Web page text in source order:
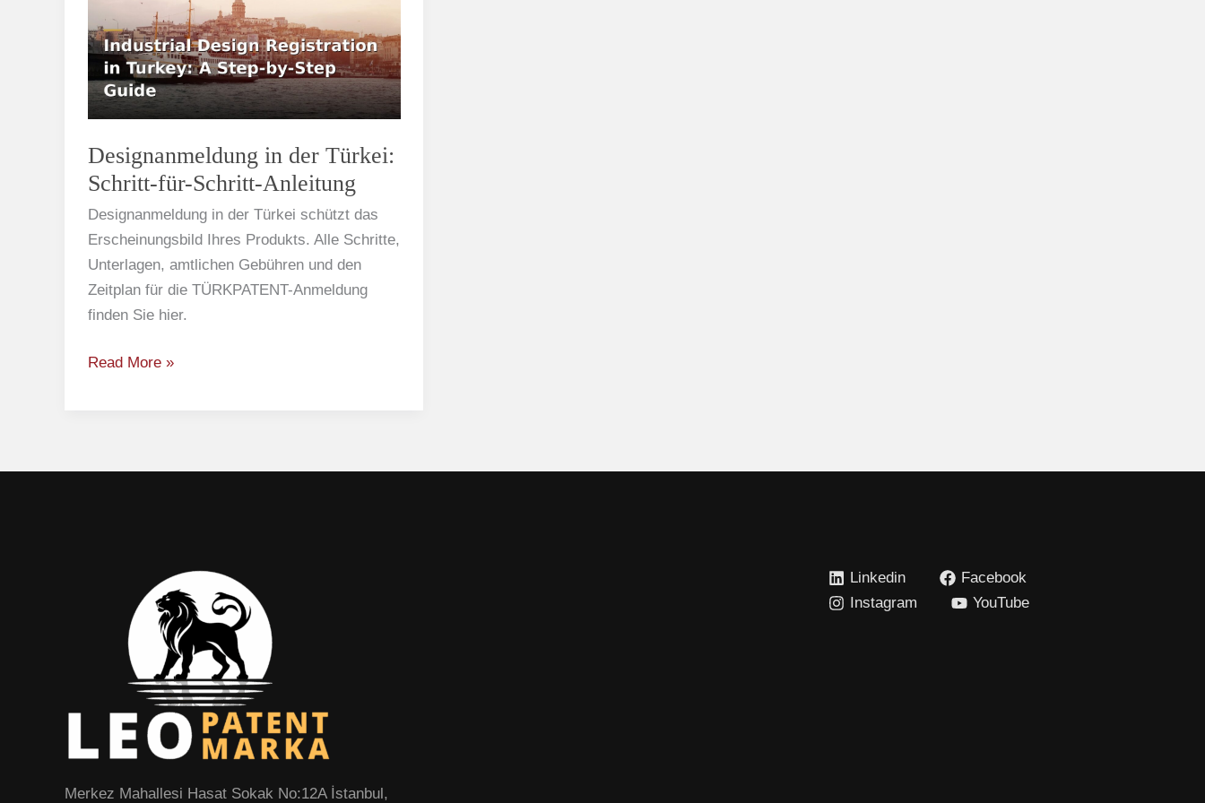
Designanmeldung in der Türkei:
Schritt-für-Schritt-Anleitung
Designanmeldung in der Türkei schützt das
Erscheinungsbild Ihres Produkts. Alle Schritte,
Unterlagen, amtlichen Gebühren und den
Zeitplan für die TÜRKPATENT-Anmeldung
finden Sie hier.
der
Türkei:
Schritt-
für-
Schritt-
Read More »
Merkez Mahallesi Hasat Sokak No:12A İstanbul,
Linkedin
Facebook
Instagram
YouTube